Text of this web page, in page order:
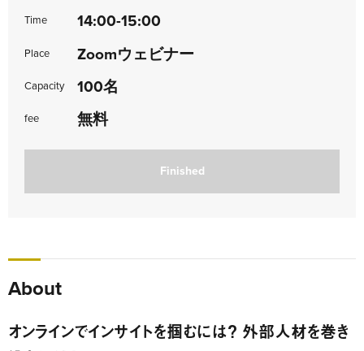
Time 14:00-15:00
Place Zoomウェビナー
Capacity 100名
fee 無料
Finished
About
オンラインでインサイトを掴むには？ 外部人材を巻き